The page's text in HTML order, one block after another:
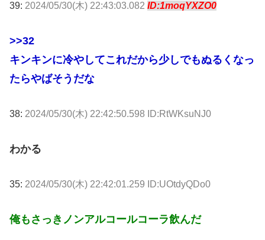
39: 2024/05/30(木) 22:43:03.082 ID:1moqYXZO0
>>32
キンキンに冷やしてこれだから少しでもぬるくなっ
たらやばそうだな
38: 2024/05/30(木) 22:42:50.598 ID:RtWKsuNJ0
わかる
35: 2024/05/30(木) 22:42:01.259 ID:UOtdyQDo0
俺もさっきノンアルコールコーラ飲んだ